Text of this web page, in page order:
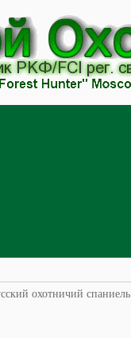
охотничий спаниель